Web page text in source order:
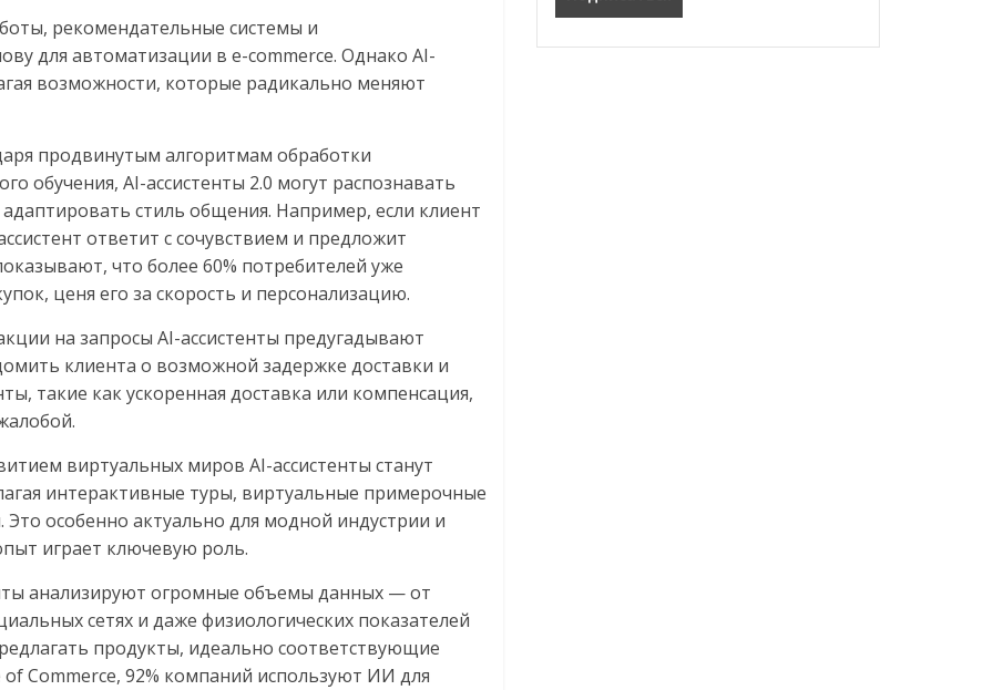
рекомендательные системы и
для автоматизации в e-commerce. Однако AI-
возможности, которые радикально меняют
продвинутым алгоритмам обработки
обучения, AI-ассистенты 2.0 могут распознавать
стиль общения. Например, если клиент
ответит с сочувствием и предложит
что более 60% потребителей уже
ценя его за скорость и персонализацию.
на запросы AI-ассистенты предугадывают
клиента о возможной задержке доставки и
такие как ускоренная доставка или компенсация,
виртуальных миров AI-ассистенты станут
интерактивные туры, виртуальные примерочные
особенно актуально для модной индустрии и
играет ключевую роль.
анализируют огромные объемы данных — от
сетях и даже физиологических показателей
продукты, идеально соответствующие
Commerce, 92% компаний используют ИИ для